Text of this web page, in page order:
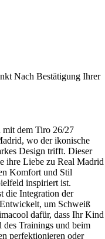
Nach Bestätigung Ihrer
dem Tiro 26/27
wo der ikonische
Design trifft. Dieser
ihre Liebe zu Real Madrid
Komfort und Stil
inspiriert ist.
die Integration der
um Schweiß
dafür, dass Ihr Kind
Trainings und beim
perfektionieren oder